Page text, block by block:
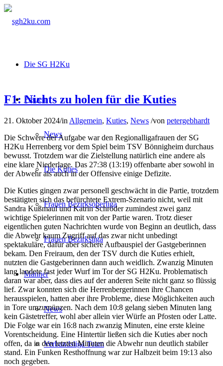
Die SG H2Ku
Frauen
News
Die Kuties
Frauen Bezirksoberliga
Frauen Bezirksliga
Männer
News
Verbandsliga Team
F1: Nichts zu holen für die Kuties
21. Oktober 2024/in Allgemein, Kuties, News /von petergebhardt
Die Schwere der Aufgabe war den Regionalligafrauen der SG
H2Ku Herrenberg vor dem Spiel beim TSV Bönnigheim durchaus
bewusst. Trotzdem war die Zielstellung natürlich eine andere als
eine klare Niederlage. Das 27:38 (13:19) offenbarte aber sowohl in
der Abwehr als auch in der Offensive einige Defizite.
Die Kuties gingen zwar personell geschwächt in die Partie, trotzdem
bestätigten sich das befürchtete Extrem-Szenario nicht, weil mit
Sandra Kußmaul und Katrin Schröder zumindest zwei ganz
wichtige Spielerinnen mit von der Partie waren. Trotz dieser
eigentlichen guten Nachrichten wurde von Beginn an deutlich, dass
die Abwehr kaum Zugriff auf das zwar nicht unbedingt
spektakuläre, dafür aber sichere Aufbauspiel der Gastgeberinnen
bekam. Den Freiraum, den der TSV durch die Kuties erhielt,
nutzten die Gastgeberinnen dann auch weidlich. Zwanzig Minuten
lang landete fast jeder Wurf im Tor der SG H2Ku. Problematisch
daran war aber, dass dies auf der anderen Seite nicht ganz so flüssig
lief. Zwar konnten sich die Herrenbergerinnen ihre Chancen
herausspielen, hatten aber ihre Probleme, diese Möglichkeiten auch
in Tore umzumünzen. Nach dem 10:8 gelang sieben Minuten lang
kein Gästetreffer, wohl aber allein vier Würfe an Pfosten oder Latte.
Die Folge war ein 16:8 nach zwanzig Minuten, eine erste kleine
Vorentscheidung. Eine Hintertür ließen sich die Kuties aber noch
offen, da in den letzten Minuten die Abwehr nun deutlich stabiler
stand. Ein Funken Resthoffnung war zur Halbzeit beim 19:13 also
noch gegeben.